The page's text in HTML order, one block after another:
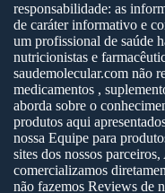
responsabilidade: as
de caráter informativo e
um profissional de saúde
nutricionistas e
saudemolecular.com não
medicamentos ,
aborda sobre o
produtos aqui
nossa Equipe para
sites dos nossos
comercializamos
não fazemos Reviews de